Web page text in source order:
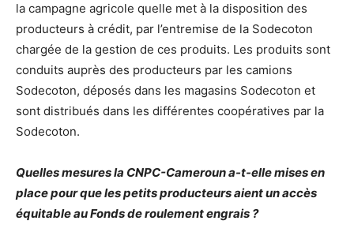
la campagne agricole quelle met à la disposition des
producteurs à crédit, par l’entremise de la Sodecoton
chargée de la gestion de ces produits. Les produits sont
conduits auprès des producteurs par les camions
Sodecoton, déposés dans les magasins Sodecoton et
sont distribués dans les différentes coopératives par la
Sodecoton.
Quelles mesures la CNPC-Cameroun a-t-elle mises en
place pour que les petits producteurs aient un accès
équitable au Fonds de roulement engrais ?